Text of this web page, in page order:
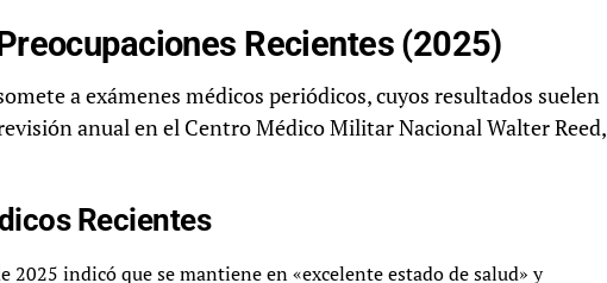
Recientes (2025)
a exámenes médicos periódicos, cuyos resultados suelen
anual en el Centro Médico Militar Nacional Walter Reed,
Recientes
2025 indicó que se mantiene en «excelente estado de salud» y